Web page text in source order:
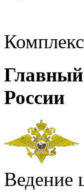
России
Ведение